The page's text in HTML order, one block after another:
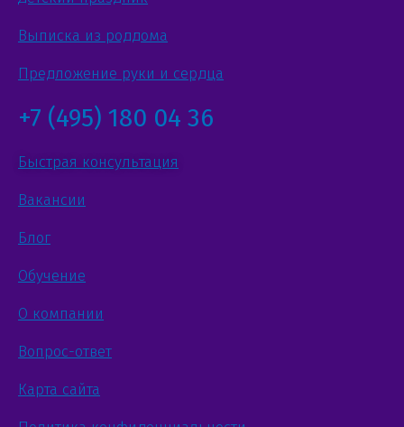
Выписка из роддома
Предложение руки и сердца
+7 (495) 180 04 36
Быстрая консультация
Вакансии
Блог
Обучение
О компании
Вопрос-ответ
Карта сайта